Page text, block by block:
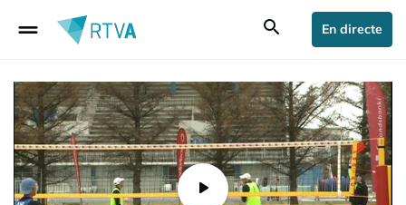
drag_handle search En directe